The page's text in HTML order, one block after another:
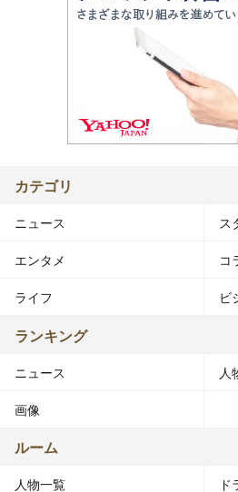
カテゴリ
ニュース ス
エンタメ コ
ライフ ビ
ランキング
ニュース 人
画像
ルーム
人物一覧